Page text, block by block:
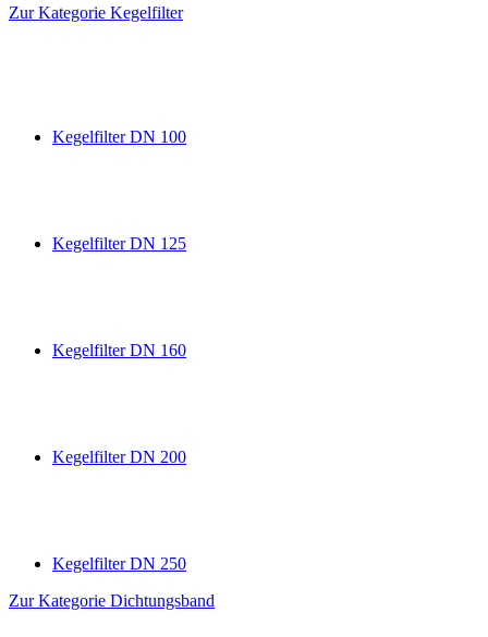
Zur Kategorie Kegelfilter
Kegelfilter DN 100
Kegelfilter DN 125
Kegelfilter DN 160
Kegelfilter DN 200
Kegelfilter DN 250
Zur Kategorie Dichtungsband